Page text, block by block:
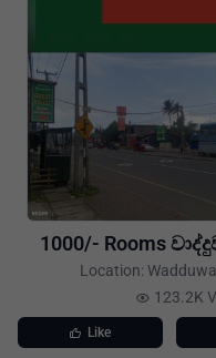
1000/- Rooms
Location:
123.2K
Like